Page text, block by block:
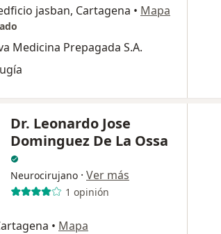
jasban, Cartagena • Mapa
Medicina Prepagada S.A.
Dr. Leonardo Jose
Dominguez De La Ossa
Neurocirujano · Ver más
1 opinión
• Mapa